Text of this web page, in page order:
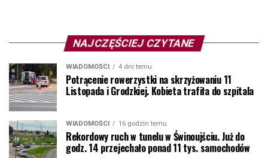
NAJCZĘŚCIEJ CZYTANE
WIADOMOŚCI 4 dni temu
Potrącenie rowerzystki na skrzyżowaniu 11
Listopada i Grodzkiej. Kobieta trafiła do szpitala
WIADOMOŚCI 16 godzin temu
Rekordowy ruch w tunelu w Świnoujściu. Już do
godz. 14 przejechało ponad 11 tys. samochodów